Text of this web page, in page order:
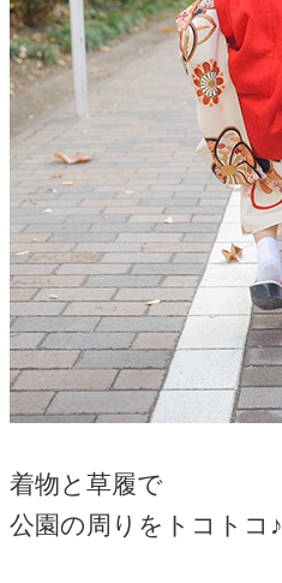
着物と草履で
公園の周りをトコトコ♪